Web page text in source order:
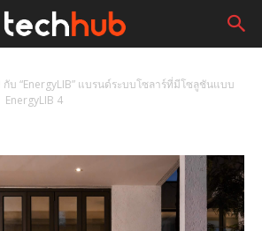
กับ “EnergyLIB” แบรนด์ระบบโซลาร์ที่มีโซลูชันแบบ
EnergyLIB 4